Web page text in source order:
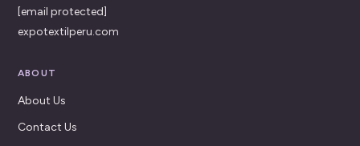
[email protected]
expotextilperu.com
ABOUT
About Us
Contact Us